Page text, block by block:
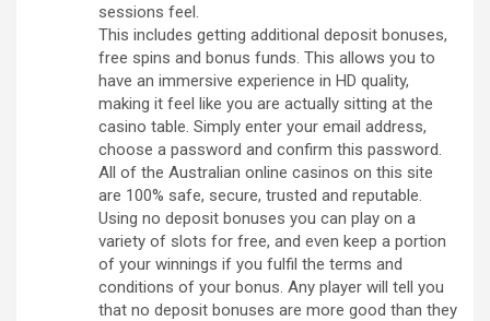
sessions feel.
This includes getting additional deposit bonuses,
free spins and bonus funds. This allows you to
have an immersive experience in HD quality,
making it feel like you are actually sitting at the
casino table. Simply enter your email address,
choose a password and confirm this password.
All of the Australian online casinos on this site
are 100% safe, secure, trusted and reputable.
Using no deposit bonuses you can play on a
variety of slots for free, and even keep a portion
of your winnings if you fulfil the terms and
conditions of your bonus. Any player will tell you
that no deposit bonuses are more good than they